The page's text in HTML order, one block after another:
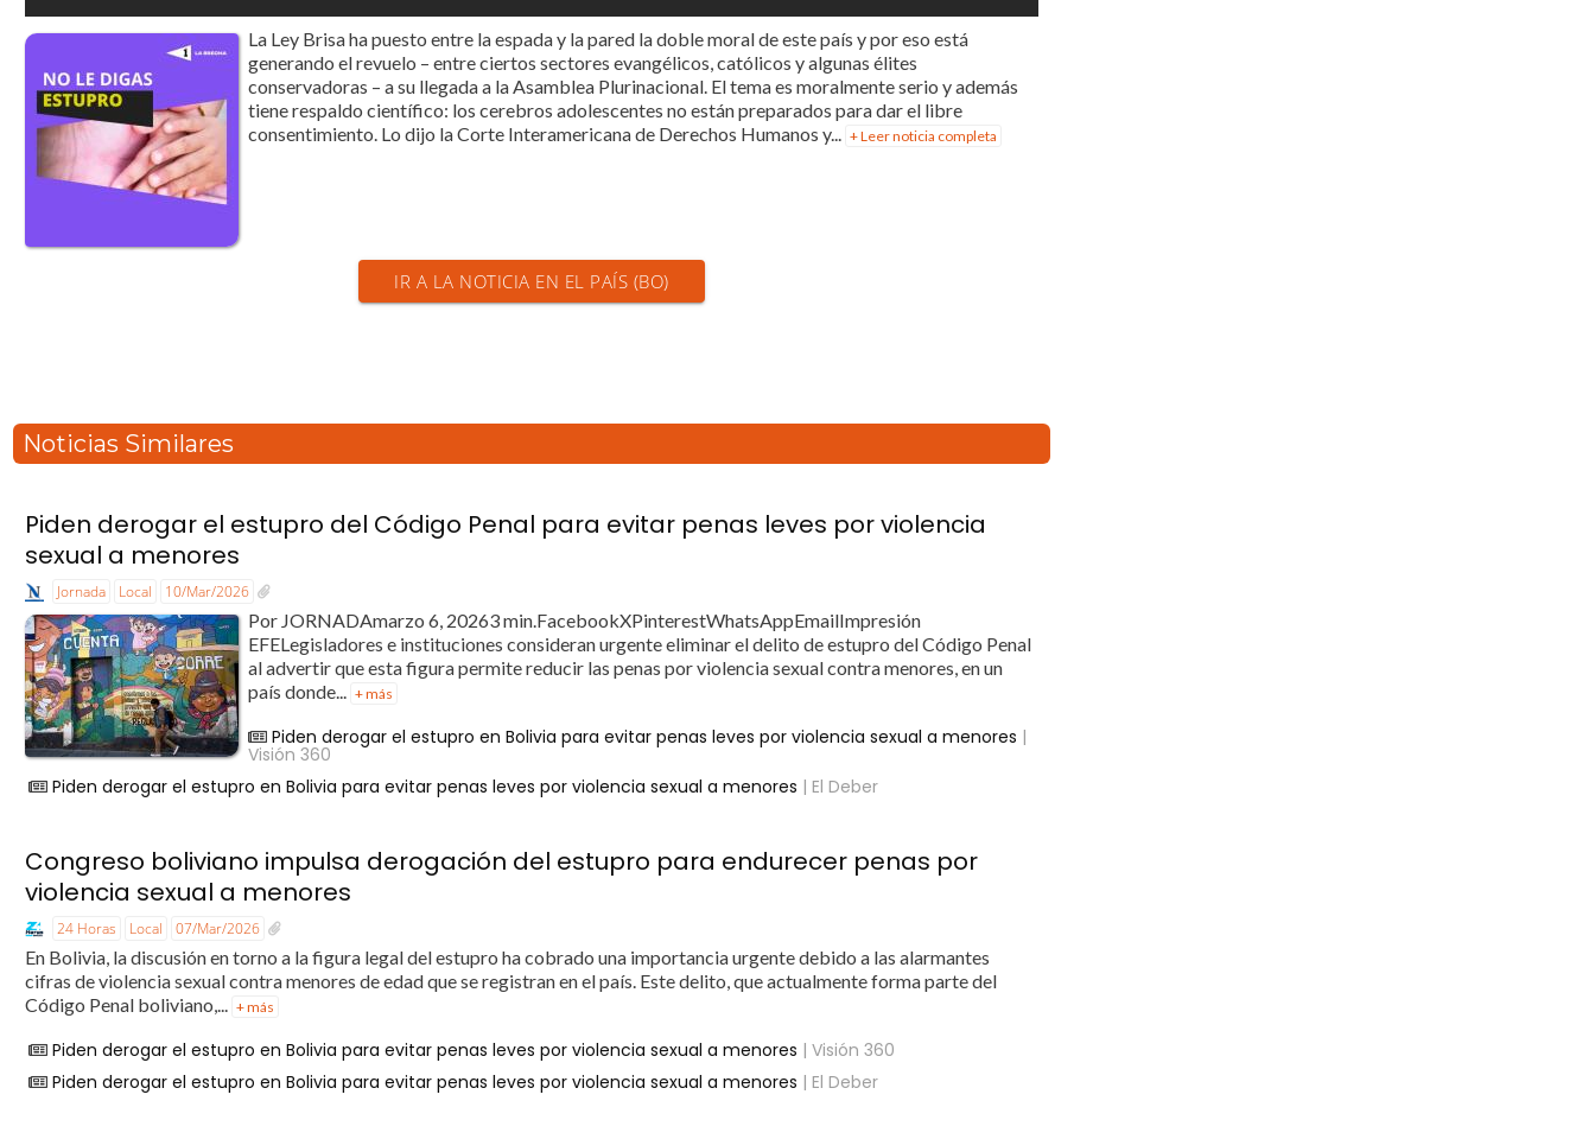
La Ley Brisa ha puesto entre la espada y la pared la doble moral de este país y por eso está
generando el revuelo – entre ciertos sectores evangélicos, católicos y algunas élites
conservadoras – a su llegada a la Asamblea Plurinacional. El tema es moralmente serio y además
tiene respaldo científico: los cerebros adolescentes no están preparados para dar el libre
consentimiento. Lo dijo la Corte Interamericana de Derechos Humanos y... + Leer noticia completa
IR A LA NOTICIA EN EL PAÍS (BO)
Noticias Similares
Piden derogar el estupro del Código Penal para evitar penas leves por violencia
sexual a menores
Jornada Local 10/Mar/2026
Por JORNADAmarzo 6, 20263 min.FacebookXPinterestWhatsAppEmailImpresión
EFELegisladores e instituciones consideran urgente eliminar el delito de estupro del Código Penal
al advertir que esta figura permite reducir las penas por violencia sexual contra menores, en un
país donde...
+ más
Piden derogar el estupro en Bolivia para evitar penas leves por violencia sexual a menores |
Visión 360
Piden derogar el estupro en Bolivia para evitar penas leves por violencia sexual a menores | El Deber
Congreso boliviano impulsa derogación del estupro para endurecer penas por
violencia sexual a menores
24 Horas Local 07/Mar/2026
En Bolivia, la discusión en torno a la figura legal del estupro ha cobrado una importancia urgente debido a las alarmantes
cifras de violencia sexual contra menores de edad que se registran en el país. Este delito, que actualmente forma parte del
Código Penal boliviano,... + más
Piden derogar el estupro en Bolivia para evitar penas leves por violencia sexual a menores | Visión 360
Piden derogar el estupro en Bolivia para evitar penas leves por violencia sexual a menores | El Deber